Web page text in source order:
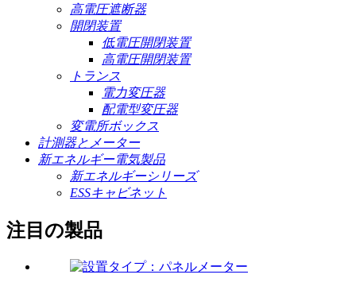
高電圧遮断器
開閉装置
低電圧開閉装置
高電圧開閉装置
トランス
電力変圧器
配電型変圧器
変電所ボックス
計測器とメーター
新エネルギー電気製品
新エネルギーシリーズ
ESSキャビネット
注目の製品